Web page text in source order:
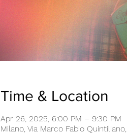
Time & Location
Apr 26, 2025, 6:00 PM – 9:30 PM
Milano, Via Marco Fabio